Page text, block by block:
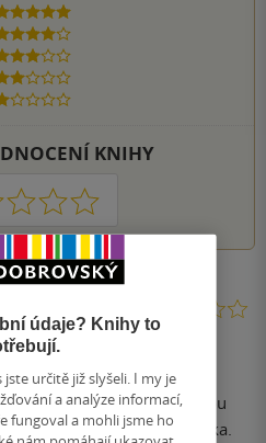
5 hvězdiček
4 hvězdičky
3 hvězdičky
2 hvězdičky
1 hvezdička
KNIHY
4 5
Precetl jsem snad kazdou
vcetne Bible, nebo Jiraska.
údaje? Knihy to
určitě již slyšeli. I my je
a analýze informací,
fungoval a mohli jsme ho